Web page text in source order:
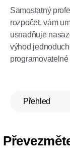
Samostatný
rozpočet, vám
usnadňuje
výhod
Přehled